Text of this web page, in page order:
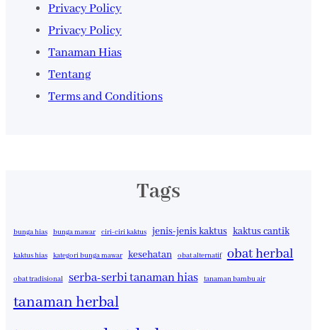
Privacy Policy
Privacy Policy
Tanaman Hias
Tentang
Terms and Conditions
Tags
bunga hias bunga mawar ciri-ciri kaktus jenis-jenis kaktus kaktus cantik
kaktus hias kategori bunga mawar kesehatan obat alternatif obat herbal
obat tradisional serba-serbi tanaman hias tanaman bambu air
tanaman herbal